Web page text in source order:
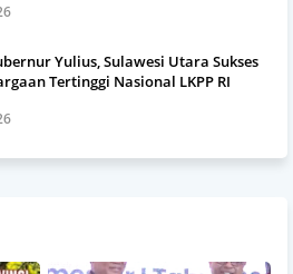
Yulius, Sulawesi Utara Sukses
Tertinggi Nasional LKPP RI